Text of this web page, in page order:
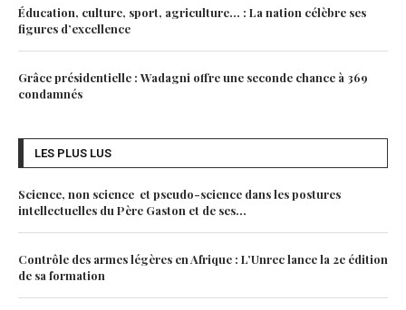
Éducation, culture, sport, agriculture… : La nation célèbre ses
figures d’excellence
Grâce présidentielle : Wadagni offre une seconde chance à 369
condamnés
LES PLUS LUS
Science, non science et pseudo-science dans les postures
intellectuelles du Père Gaston et de ses...
Contrôle des armes légères en Afrique : L’Unrec lance la 2e édition
de sa formation